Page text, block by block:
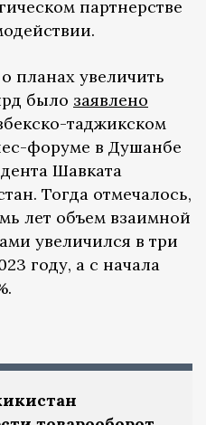
партнерстве
планах увеличить
было заявлено
таджикском
форуме в Душанбе
Шавката
Тогда отмечалось,
лет объем взаимной
увеличился в три
году, а с начала